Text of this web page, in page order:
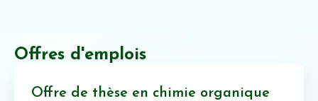
Offres d'emplois
Offre de thèse en chimie organique